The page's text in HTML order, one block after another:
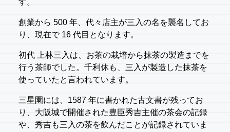
す。
創業から 500 年、代々店主が三入の名を襲名してお
り、現在で 16 代目となります。
初代 上林三入は、お茶の栽培から抹茶の製造までを
行う茶師でした。千利休も、三入が製造した抹茶を
使っていたと言われています。
三星園には、1587 年に書かれた古文書が残ってお
り、大阪城で開催された豊臣秀吉主催の茶会の記録
や、秀吉も三入の茶を飲んだことが記録されていま